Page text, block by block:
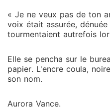
« Je ne veux pas de ton
voix était assurée,
tourmentaient autrefois
Elle se pencha sur le
papier. L'encre coula,
son nom.
Aurora Vance.